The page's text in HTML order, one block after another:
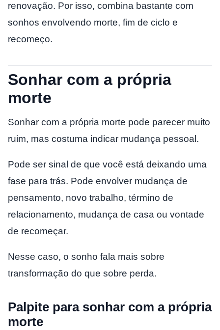
renovação. Por isso, combina bastante com
sonhos envolvendo morte, fim de ciclo e
recomeço.
Sonhar com a própria
morte
Sonhar com a própria morte pode parecer muito
ruim, mas costuma indicar mudança pessoal.
Pode ser sinal de que você está deixando uma
fase para trás. Pode envolver mudança de
pensamento, novo trabalho, término de
relacionamento, mudança de casa ou vontade
de recomeçar.
Nesse caso, o sonho fala mais sobre
transformação do que sobre perda.
Palpite para sonhar com a própria
morte